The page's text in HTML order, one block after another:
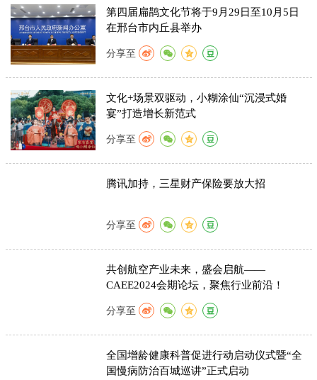
第四届扁鹊文化节将于9月29日至10月5日
在邢台市内丘县举办
分享至
文化+场景双驱动，小糊涂仙“沉浸式婚
宴”打造增长新范式
分享至
腾讯加持，三星财产保险要放大招
分享至
共创航空产业未来，盛会启航——
CAEE2024会期论坛，聚焦行业前沿！
分享至
全国增龄健康科普促进行动启动仪式暨“全
国慢病防治百城巡讲”正式启动